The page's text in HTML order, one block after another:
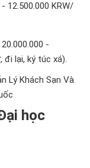
12.500.000 KRW/
20.000.000 -
đi lại, ký túc xá).
học